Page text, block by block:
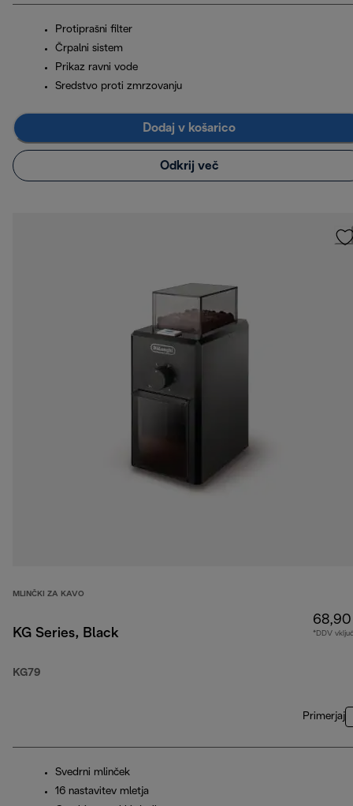
Protiprašni filter
Črpalni sistem
Prikaz ravni vode
Sredstvo proti zmrzovanju
Dodaj v košarico
Odkrij več
MLINČKI ZA KAVO
KG Series, Black
KG79
*DDV
Primerjaj
Svedrni mlinček
16 nastavitev mletja